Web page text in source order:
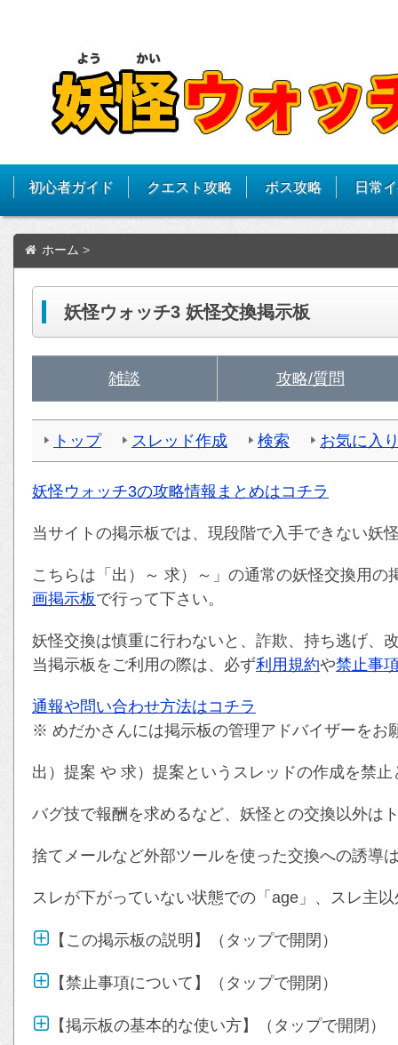
初心者ガイド クエスト攻略 ボス攻略 日常
ホーム >
妖怪ウォッチ3 妖怪交換掲示板
雑談 攻略/質問
トップ スレッド作成 検索 お気に入
妖怪ウォッチ3の攻略情報まとめはコチラ
当サイトの掲示板では、現段階で入手できない妖
こちらは「出）～ 求）～」の通常の妖怪交換用
画掲示板で行って下さい。
妖怪交換は慎重に行わないと、詐欺、持ち逃げ、
当掲示板をご利用の際は、必ず利用規約や禁止事
通報や問い合わせ方法はコチラ
※ めだかさんには掲示板の管理アドバイザーをお
出）提案 や 求）提案というスレッドの作成を禁
バグ技で報酬を求めるなど、妖怪との交換以外は
捨てメールなど外部ツールを使った交換への誘導
スレが下がっていない状態での「age」、スレ主
【この掲示板の説明】（タップで開閉）
【禁止事項について】（タップで開閉）
【掲示板の基本的な使い方】（タップで開閉）